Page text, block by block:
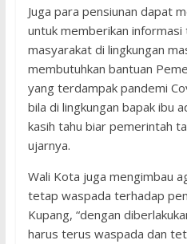
Juga para pensiunan dapat
untuk memberikan informasi
masyarakat di lingkungan
membutuhkan bantuan
yang terdampak pandemi
bila di lingkungan bapak ibu
kasih tahu biar pemerintah
ujarnya.
Wali Kota juga mengimbau
tetap waspada terhadap
Kupang, “dengan
harus terus waspada dan